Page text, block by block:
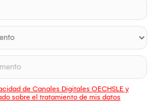
de Canales Digitales OECHSLE y
sobre el tratamiento de mis datos